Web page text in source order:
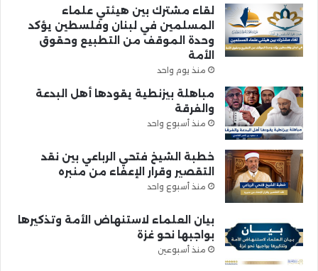
لقاء مشترك بين هيئتي علماء
المسلمين في لبنان وفلسطين يؤكد
وحدة الموقف من التطبيع وحقوق
الأمة
منذ يوم واحد
مباهلة بيزنطية يقودها أهل البدعة
والفرقة
منذ أسبوع واحد
خطبة الشيخ فتحي الرباعي بين نقد
التقصير وقرار الإعفاء من منبره
منذ أسبوع واحد
بيان العلماء لاستنهاض الأمة وتذكيرها
بواجبها نحو غزة
منذ أسبوعين